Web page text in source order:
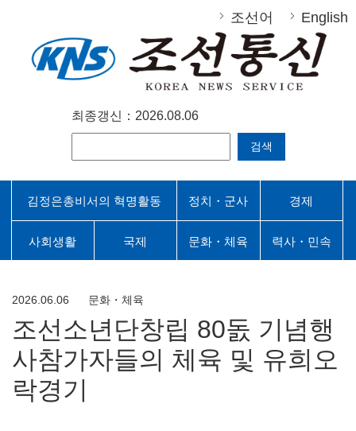
조선어 English
최종갱신：2026.08.06
검색
김정은총비서의 혁명활동 정치・군사 경제
사회생활 국제 문화・체육 력사・민속
2026.06.06 문화・체육
조선소년단창립 80돐 기념행
사참가자들의 체육 및 유희오
락경기